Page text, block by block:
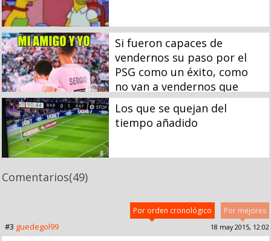
Si fueron capaces de
vendernos su paso por el
PSG como un éxito, como
no van a vendernos que
hará campeón al colista de
la MLS siendo pichichi...
Los que se quejan del
tiempo añadido
Comentarios(49)
Por mejores
Por orden cronológico
#3 guedegol99 18 may 2015, 12:02